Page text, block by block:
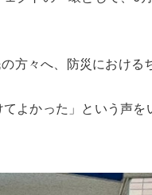
方々へ、防災における
よかった」という声を